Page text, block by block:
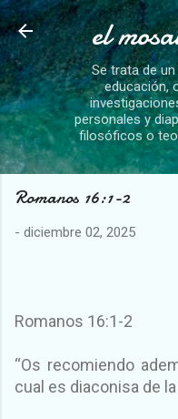
Ir al
el
Se trata de
educación,
personales y
filosóficos o
Romanos 16:1-2
- diciembre 02, 2025
Romanos 16:1-2
“Os recomiendo
cual es diaconisa de